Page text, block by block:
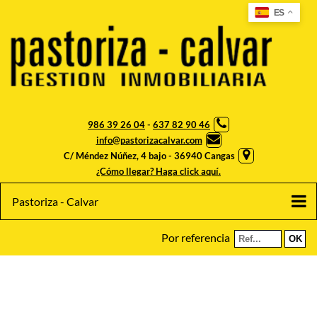
ES
986 39 26 04- 637 82 90 46
info@pastorizacalvar.com
C/ Méndez Núñez, 4 bajo - 36940 Cangas
¿Cómo llegar? Haga click aquí.
Pastoriza - Calvar
Por referencia